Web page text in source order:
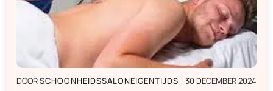
DOORSCHOONHEIDSSALONEIGENTIJDS 30 DECEMBER 2024